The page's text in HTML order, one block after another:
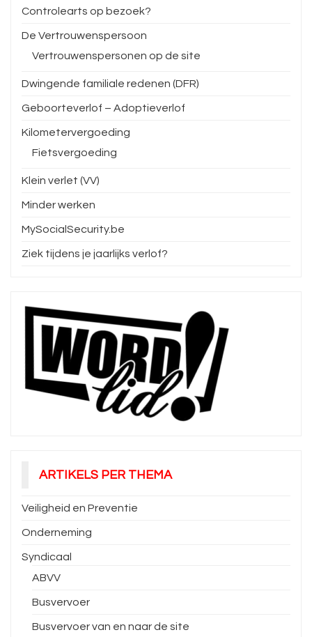
Controlearts op bezoek?
De Vertrouwenspersoon
Vertrouwenspersonen op de site
Dwingende familiale redenen (DFR)
Geboorteverlof – Adoptieverlof
Kilometervergoeding
Fietsvergoeding
Klein verlet (VV)
Minder werken
MySocialSecurity.be
Ziek tijdens je jaarlijks verlof?
ARTIKELS PER THEMA
Veiligheid en Preventie
Onderneming
Syndicaal
ABVV
Busvervoer
Busvervoer van en naar de site